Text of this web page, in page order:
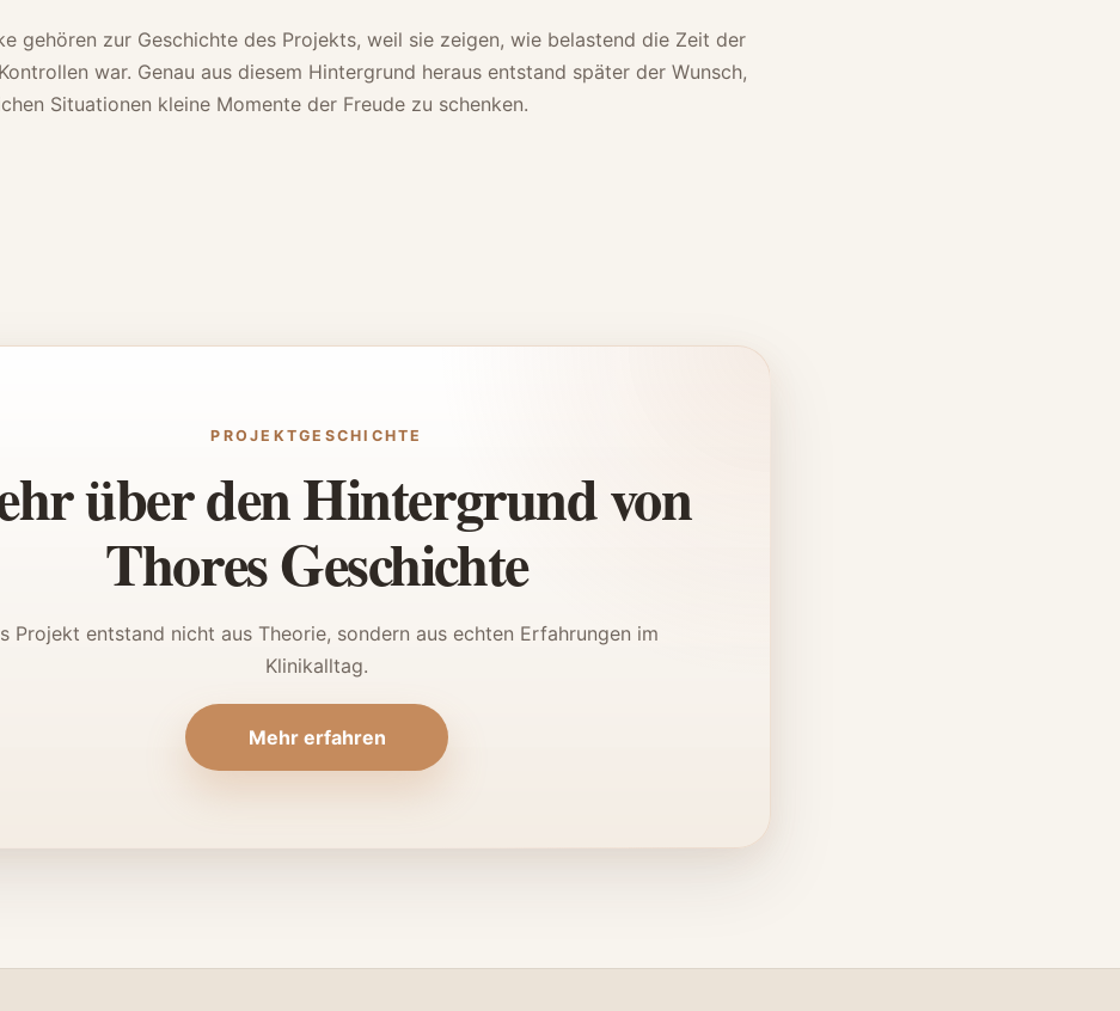
gehören zur Geschichte des Projekts, weil sie zeigen, wie belastend die Zeit der
war. Genau aus diesem Hintergrund heraus entstand später der Wunsch,
Situationen kleine Momente der Freude zu schenken.
PROJEKTGESCHICHTE
über den Hintergrund von
Thores Geschichte
Projekt entstand nicht aus Theorie, sondern aus echten Erfahrungen im
Klinikalltag.
Mehr erfahren